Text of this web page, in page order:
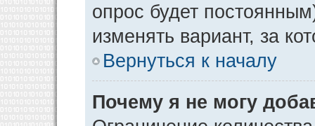
опрос будет
изменять вариант, за
Вернуться к началу
Почему я не могу